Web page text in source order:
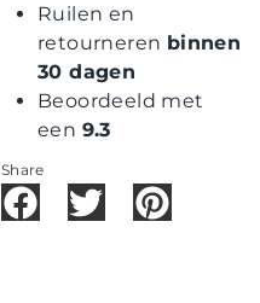
Ruilen en
retourneren binnen
30 dagen
Beoordeeld met
een 9.3
Share